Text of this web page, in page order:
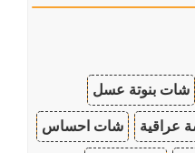
شات بنوتة عسل
عراقية شات احساس